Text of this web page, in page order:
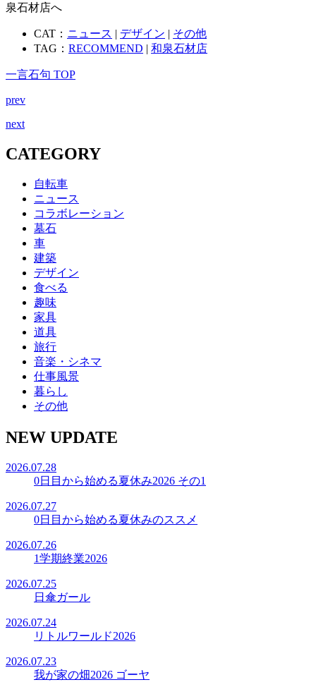
泉石材店へ
CAT： ニュース | デザイン | その他
TAG： RECOMMEND | 和泉石材店
一言石句 TOP
prev
next
CATEGORY
自転車
ニュース
コラボレーション
墓石
車
建築
デザイン
食べる
趣味
家具
道具
旅行
音楽・シネマ
仕事風景
暮らし
その他
NEW UPDATE
2026.07.28
0日目から始める夏休み2026 その1
2026.07.27
0日目から始める夏休みのススメ
2026.07.26
1学期終業2026
2026.07.25
日傘ガール
2026.07.24
リトルワールド2026
2026.07.23
我が家の畑2026 ゴーヤ